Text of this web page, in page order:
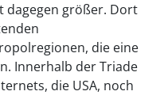
dagegen größer. Dort
die eine
Innerhalb der Triade
die USA, noch